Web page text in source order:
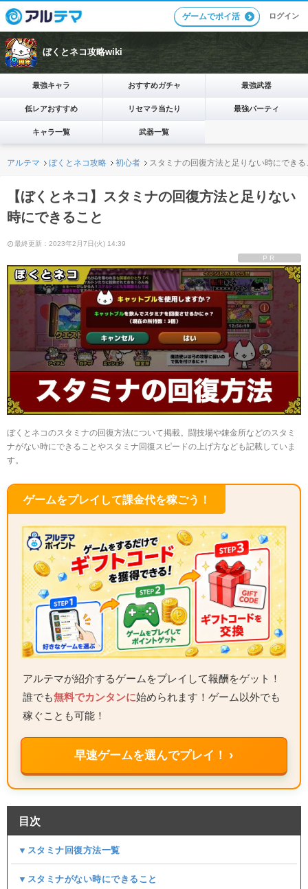
ゲームでポイ活 ログイン
ぼくとネコ攻略wiki
最強キャラ おすすめガチャ 最強武器
低レアおすすめ リセマラ当たり 最強パーティ
キャラ一覧 武器一覧
アルテマ ぼくとネコ攻略 初心者 スタミナの回復方法と足りない時にできる
【ぼくとネコ】スタミナの回復方法と足りない
時にできること
最終更新：2023年2月7日(火) 14:39
PR
ぼくとネコのスタミナの回復方法について掲載。闘技場や錬金所などのスタミ
ナがない時にできることやスタミナ回復スピードの上げ方なども記載していま
す。
ゲームをプレイして課金代を稼ごう！
アルテマが紹介するゲームをプレイして報酬をゲット！
誰でも無料でカンタンに始められます！ゲーム以外でも
稼ぐことも可能！
早速ゲームを選んでプレイ！ ›
目次
▼スタミナ回復方法一覧
▼スタミナがない時にできること